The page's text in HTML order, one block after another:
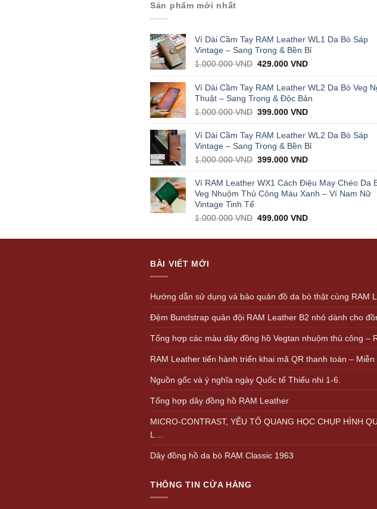
Sản phẩm mới nhất
Ví Dài Cầm Tay RAM Leather WL1 Da Bò Sáp
Vintage – Sang Trọng & Bền Bỉ
1.000.000VND Original
was:
1.000.000 VND.
429.000VNDCurrent
is:
429.000 VND.
Ví Dài Cầm Tay RAM Leather WL2 Da Bò Veg
Thuật – Sang Trọng & Độc Bản
1.000.000VND Original
was:
1.000.000 VND.
399.000VNDCurrent
is:
399.000 VND.
Ví Dài Cầm Tay RAM Leather WL2 Da Bò Sáp
Vintage – Sang Trọng & Bền Bỉ
1.000.000VND Original
was:
1.000.000 VND.
399.000VNDCurrent
is:
399.000 VND.
Ví RAM Leather WX1 Cách Điệu May Chéo Da
Veg Nhuộm Thủ Công Màu Xanh – Ví Nam Nữ
Vintage Tinh Tế
1.000.000VND Original
was:
499.000VNDCurrent
is:
BÀI VIẾT MỚI
Hướng dẫn sử dụng và bảo quản đồ da bò thật cùng RAM
Đệm Bundstrap quân đội RAM Leather B2 nhỏ dành cho
Tổng hợp các màu dây đồng hồ Vegtan nhuộm thủ công –
RAM Leather tiến hành triển khai mã QR thanh toán –
Nguồn gốc và ý nghĩa ngày Quốc tế Thiếu nhi 1-6.
Tổng hợp dây đồng hồ RAM Leather
MICRO-CONTRAST, YẾU TỐ QUANG HỌC CHỤP HÌNH
L…
Dây đồng hồ da bò RAM Classic 1963
THÔNG TIN CỬA HÀNG